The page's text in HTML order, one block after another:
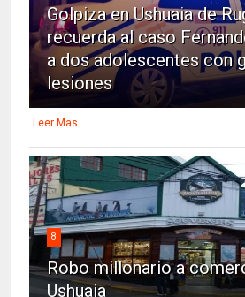
Golpiza en Ushuaia de
recuerda al caso
a dos adolescentes con
lesiones
Leer Mas
8
Robo millonario a
Ushuaia